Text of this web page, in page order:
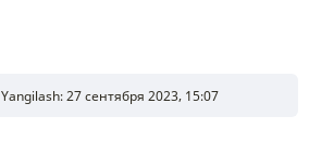
Yangilash: 27 сентября 2023, 15:07